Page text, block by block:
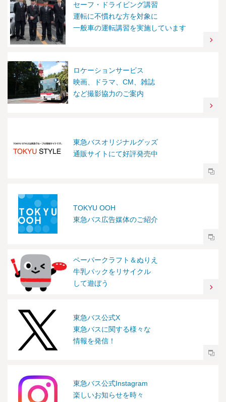
セーフ・ドライビング講習
運転に不慣れな方を対象に
一般車の運転講習を実施しています
ロケーションサービス
映画、ドラマ、CM、雑誌
など撮影協力のご案内
東急バスオリジナルグッズ
通販サイトにて好評発売中
TOKYU OOH
東急バス広告媒体のご紹介
ペーパークラフト＆ぬりえ
牛乳パックをリサイクル
して遊ぼう
東急バス公式X
東急バスに関する様々な
情報を発信！
東急バス公式Instagram
楽しいお知らせを時々